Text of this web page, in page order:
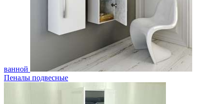
ванной
Пеналы подвесные